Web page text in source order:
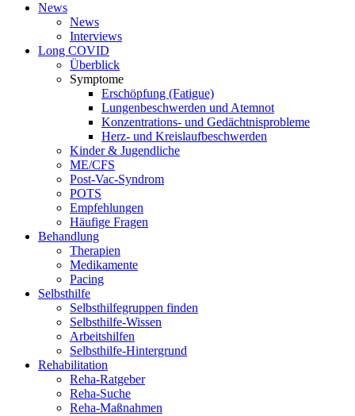
News
News
Interviews
Long COVID
Überblick
Symptome
Erschöpfung (Fatigue)
Lungenbeschwerden und Atemnot
Konzentrations- und Gedächtnisprobleme
Herz- und Kreislaufbeschwerden
Kinder & Jugendliche
ME/CFS
Post-Vac-Syndrom
POTS
Empfehlungen
Häufige Fragen
Behandlung
Therapien
Medikamente
Pacing
Selbsthilfe
Selbsthilfegruppen finden
Selbsthilfe-Wissen
Arbeitshilfen
Selbsthilfe-Hintergrund
Rehabilitation
Reha-Ratgeber
Reha-Suche
Reha-Maßnahmen